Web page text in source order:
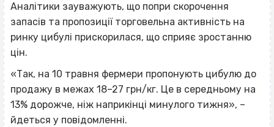
Аналітики зауважують, що попри скорочення
запасів та пропозиції торговельна активність на
ринку цибулі прискорилася, що сприяє зростанню
цін.
«Так, на 10 травня фермери пропонують цибулю до
продажу в межах 18–27 грн/кг. Це в середньому на
13% дорожче, ніж наприкінці минулого тижня», –
йдеться у повідомленні.